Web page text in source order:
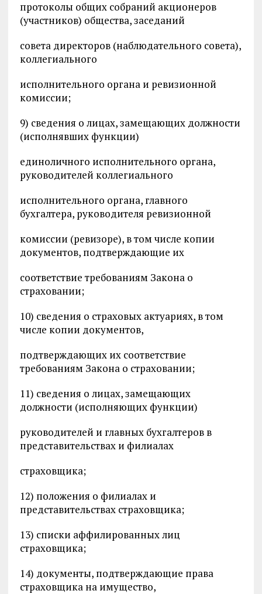
протоколы общих собраний акционеров
(участников) общества, заседаний
совета директоров (наблюдательного совета),
коллегиального
исполнительного органа и ревизионной
комиссии;
9) сведения о лицах, замещающих должности
(исполнявших функции)
единоличного исполнительного органа,
руководителей коллегиального
исполнительного органа, главного
бухгалтера, руководителя ревизионной
комиссии (ревизоре), в том числе копии
документов, подтверждающие их
соответствие требованиям Закона о
страховании;
10) сведения о страховых актуариях, в том
числе копии документов,
подтверждающих их соответствие
требованиям Закона о страховании;
11) сведения о лицах, замещающих
должности (исполняющих функции)
руководителей и главных бухгалтеров в
представительствах и филиалах
страховщика;
12) положения о филиалах и
представительствах страховщика;
13) списки аффилированных лиц
страховщика;
14) документы, подтверждающие права
страховщика на имущество,